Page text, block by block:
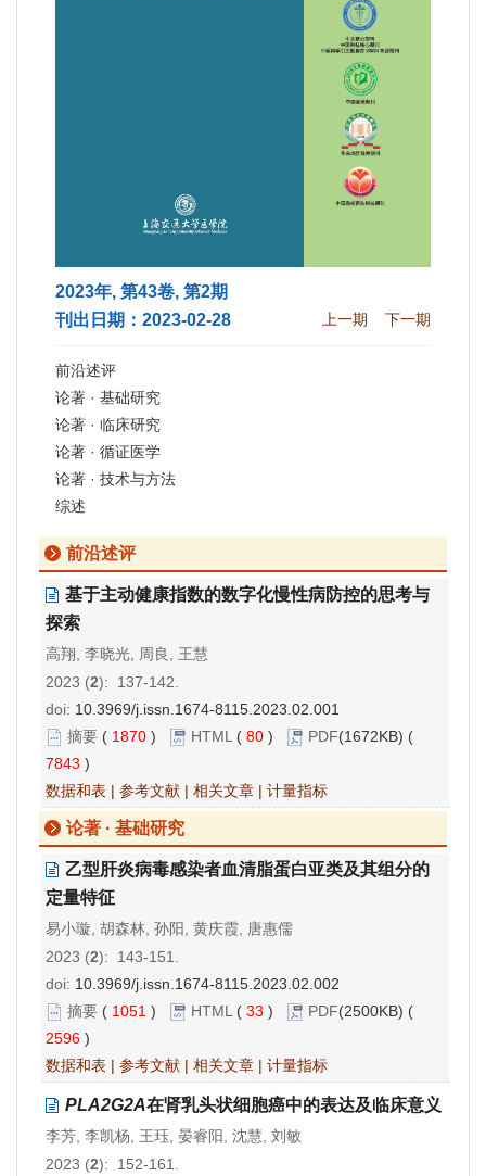
2023年, 第43卷, 第2期
刊出日期：2023-02-28
上一期 下一期
前沿述评
论著 · 基础研究
论著 · 临床研究
论著 · 循证医学
论著 · 技术与方法
综述
前沿述评
基于主动健康指数的数字化慢性病防控的思考与
探索
高翔, 李晓光, 周良, 王慧
2023 (2): 137-142.
doi: 10.3969/j.issn.1674-8115.2023.02.001
摘要 ( 1870 ) HTML ( 80 ) PDF(1672KB) (
7843 )
数据和表 | 参考文献 | 相关文章 | 计量指标
论著 · 基础研究
乙型肝炎病毒感染者血清脂蛋白亚类及其组分的
定量特征
易小璇, 胡森林, 孙阳, 黄庆霞, 唐惠儒
2023 (2): 143-151.
doi: 10.3969/j.issn.1674-8115.2023.02.002
摘要 ( 1051 ) HTML ( 33 ) PDF(2500KB) (
2596 )
数据和表 | 参考文献 | 相关文章 | 计量指标
PLA2G2A在肾乳头状细胞癌中的表达及临床意义
李芳, 李凯杨, 王珏, 晏睿阳, 沈慧, 刘敏
2023 (2): 152-161.